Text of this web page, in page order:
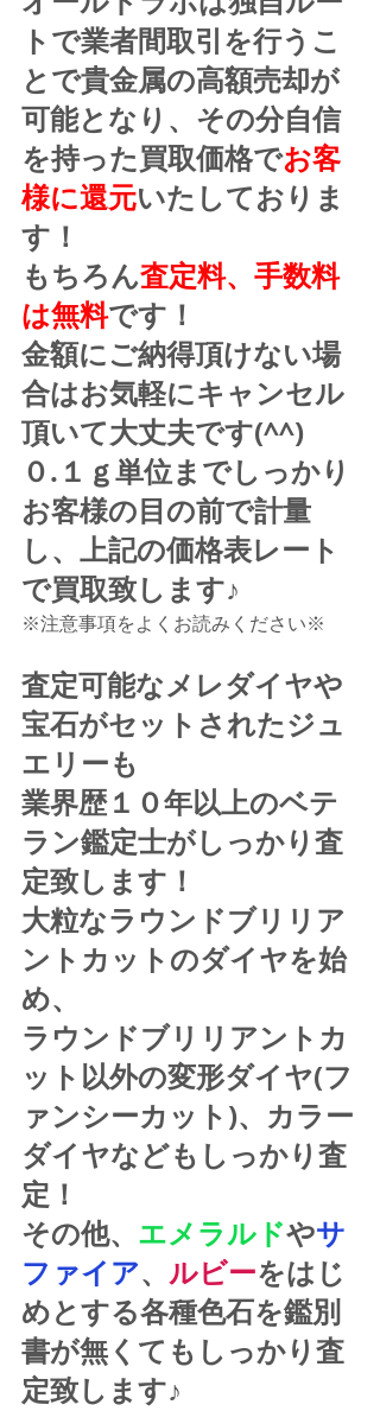
トで業者間取引を行うこ
とで貴金属の高額売却が
可能となり、その分自信
を持った買取価格でお客
様に還元いたしておりま
す！
もちろん査定料、手数料
は無料です！
金額にご納得頂けない場
合はお気軽にキャンセル
頂いて大丈夫です(^^)
０.１ｇ単位までしっかり
お客様の目の前で計量
し、上記の価格表レート
で買取致します♪
※注意事項をよくお読みください※
査定可能なメレダイヤや
宝石がセットされたジュ
エリーも
業界歴１０年以上のベテ
ラン鑑定士がしっかり査
定致します！
大粒なラウンドブリリア
ントカットのダイヤを始
め、
ラウンドブリリアントカ
ット以外の変形ダイヤ(フ
ァンシーカット)、カラー
ダイヤなどもしっかり査
定！
その他、 エメラルドやサ
ファイア、 ルビーをはじ
めとする各種色石を鑑別
書が無くてもしっかり査
定致します♪